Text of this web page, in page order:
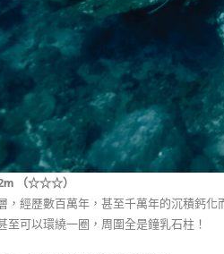
（☆☆☆）
，經歷數百萬年，甚至千萬年的沉積鈣
至可以環繞一圈，周圍全是鐘乳石柱！